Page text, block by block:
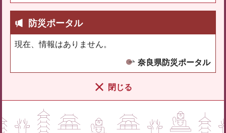
防災ポータル
現在、情報はありません。
奈良県防災ポータル
閉じる